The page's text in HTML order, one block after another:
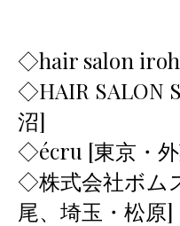
◇hair salon
◇HAIR SALON
沼]
◇écru [東京・
◇株式会社ボム
尾、埼玉・松原]